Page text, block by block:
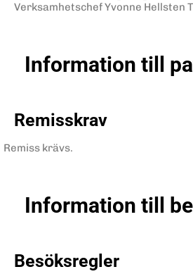
Verksamhetschef Yvonne Hellsten
Information till
Remisskrav
Remiss krävs.
Information till
Besöksregler